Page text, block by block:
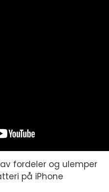
fordeler og ulemper
på iPhone